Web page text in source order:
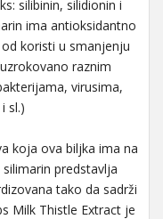
silibinin, silidionin i
ima antioksidantno
koristi u smanjenju
raznim
virusima,
sl.)
koja ova biljka ima na
predstavlja
tako da sadrži
Milk Thistle Extract je